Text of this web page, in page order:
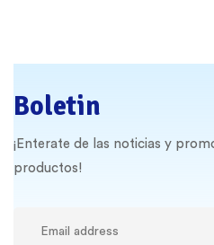
Boletin
¡Enterate de las noticias y
productos!